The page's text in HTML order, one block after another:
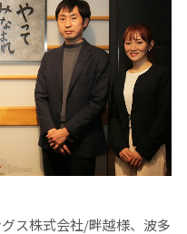
ス株式会社/畔越様、波多